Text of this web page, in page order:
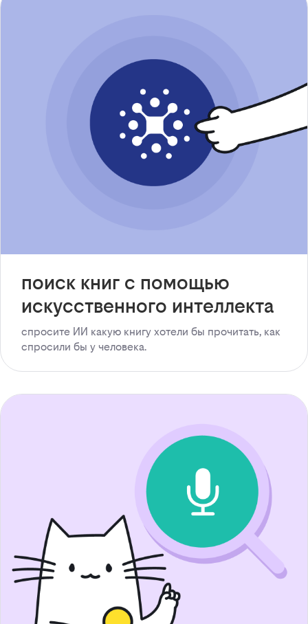
поиск книг с помощью
искусственного интеллекта
спросите ИИ какую книгу хотели бы прочитать, как
спросили бы у человека.